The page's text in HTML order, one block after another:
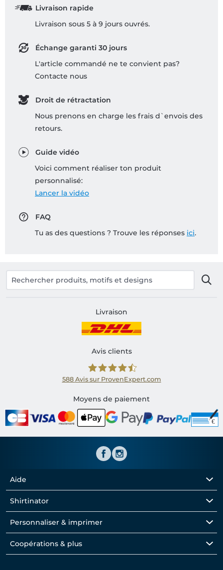
Livraison rapide
Livraison sous 5 à 9 jours ouvrés.
Échange garanti 30 jours
L'article commandé ne te convient pas?
Contacte nous
Droit de rétractation
Nous prenons en charge les frais d`envois des
retours.
Guide vidéo
Voici comment réaliser ton produit
personnalisé:
Lancer la vidéo
FAQ
Tu as des questions ? Trouve les réponses ici.
Livraison
Avis clients
Shirtinator FR
588 Avis sur ProvenExpert.com
Moyens de paiement
Aide
Shirtinator
Personnaliser & imprimer
Coopérations & plus